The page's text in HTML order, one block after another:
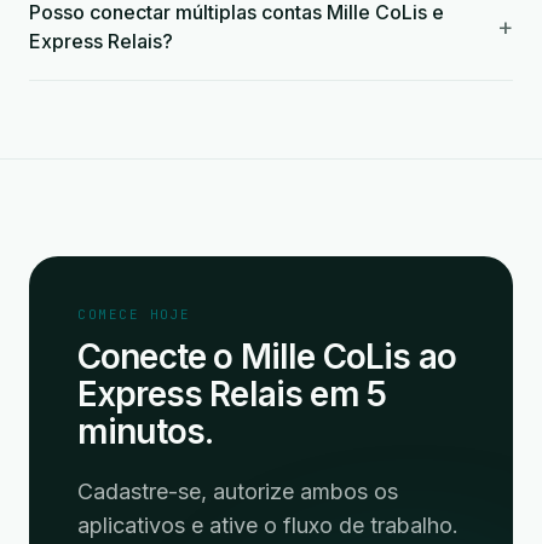
Posso conectar múltiplas contas Mille CoLis e
Express Relais?
+
COMECE HOJE
Conecte o Mille CoLis ao
Express Relais em 5
minutos.
Cadastre-se, autorize ambos os
aplicativos e ative o fluxo de trabalho.